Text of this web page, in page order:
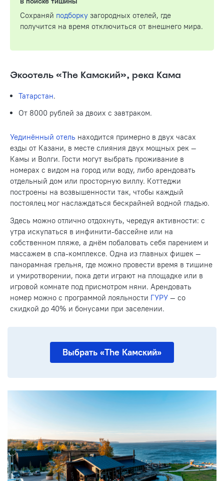
Сохраняй подборку загородных отелей, где
получится на время отключиться от внешнего мира.
Экоотель «The Камский», река Кама
Татарстан.
От 8000 рублей за двоих с завтраком.
Уединённый отель находится примерно в двух часах
езды от Казани, в месте слияния двух мощных рек —
Камы и Волги. Гости могут выбрать проживание в
номерах с видом на город или воду, либо арендовать
отдельный дом или просторную виллу. Коттеджи
построены на возвышенности так, чтобы каждый
постоялец мог наслаждаться бескрайней водной гладью.
Здесь можно отлично отдохнуть, чередуя активности: с
утра искупаться в инфинити-бассейне или на
собственном пляже, а днём побаловать себя парением и
массажем в спа-комплексе. Одна из главных фишек —
панорамная грельня, где можно провести время в тишине
и умиротворении, пока дети играют на площадке или в
игровой комнате под присмотром няни. Арендовать
номер можно с программой лояльности ГУРУ — со
скидкой до 40% и бонусами при заселении.
Выбрать «The Камский»